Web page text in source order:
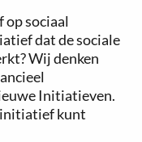
sociaal
dat de sociale
Wij denken
Initiatieven.
initiatief kunt